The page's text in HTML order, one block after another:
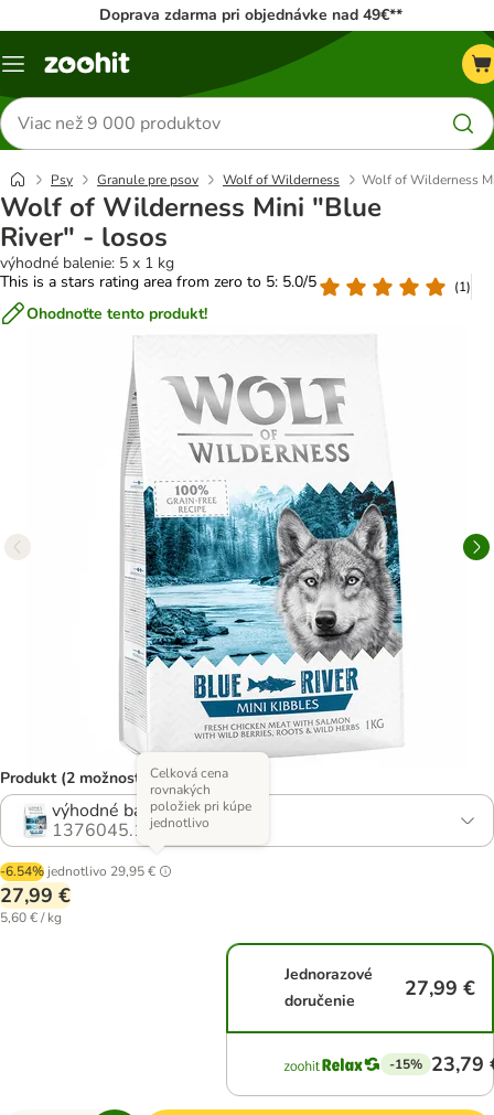
Doprava zdarma pri objednávke nad 49€**
Kategórie
Hľadať
produkty
Psy Granule pre psov Wolf of Wilderness Wolf of Wilderness
Wolf of Wilderness Mini "Blue
River" - losos
výhodné balenie: 5 x 1 kg
This is a stars rating area from zero to 5: 5.0/5
(1)
Ohodnoťte tento produkt!
Produkt (2 možností)
výhodné balenie: 5 x 1 kg
1376045.1
-6.54% jednotlivo 29,95 €
Celková cena
rovnakých
položiek pri kúpe
jednotlivo
27,99 €
5,60 € / kg
Jednorazové
doručenie
27,99 €
-15% 23,79